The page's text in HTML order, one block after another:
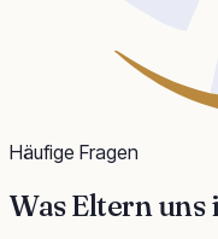
Häufige Fragen
Was Eltern uns